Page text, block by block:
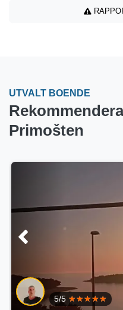
UTVALT BOENDE
Primošten
4.7/5